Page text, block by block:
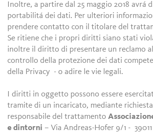
Inoltre, a partire dal 25 maggio 2018 avrá
portabilitá dei dati. Per ulteriori
prendere contatto con il titolare del
Se ritiene che i propri diritti siano stati
inoltre il diritto di presentare un reclamo
controllo della protezione dei dati
della Privacy - o adire le vie legali.
I diritti in oggetto possono essere
tramite di un incaricato, mediante
responsabile del trattamento
e dintorni – Via Andreas-Hofer 9/1 -